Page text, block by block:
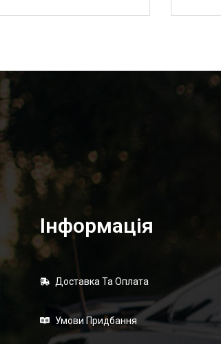
Інформація
Доставка Та Оплата
Умови Придбання